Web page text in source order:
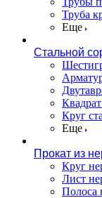
Труба
Еще
Стальной
Круг
Еще
Прокат из
Круг
Лист
Полоса